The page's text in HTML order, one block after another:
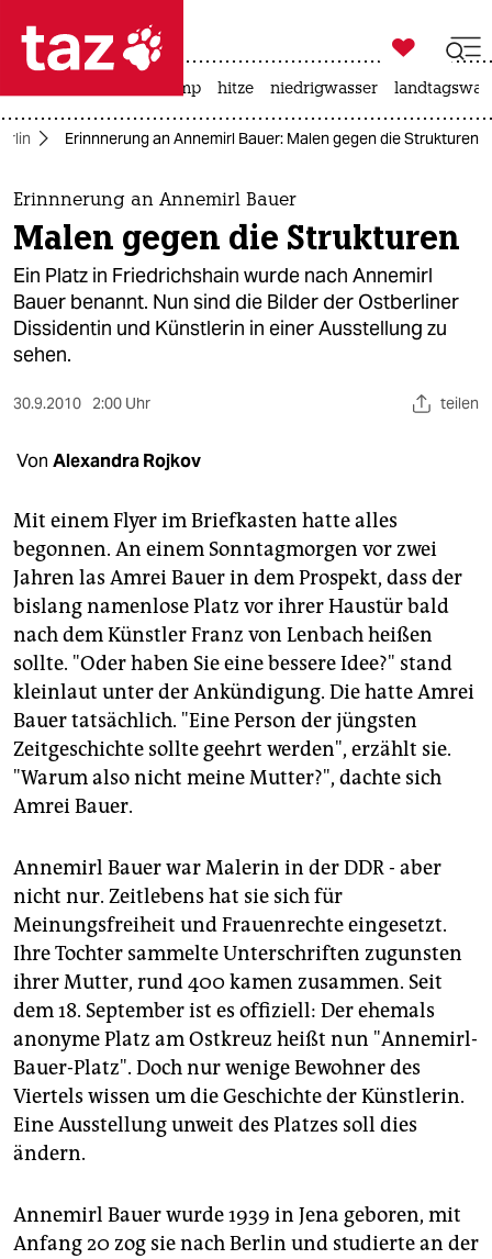
 taz zahl ich
taz zahl ich
themen
politik
öko
gesellschaft
kultur
sport
nord
wahrheit
verlag
verlag
veranstaltungen
shop
fragen & hilfe
unterstützen
abo
genossenschaft
epaper login

taz zahl ich
usa unter trump hitze niedrigwasser
Erinnnerung an Annemirl Bauer: Malen gegen die Strukturen
Erinnnerung an Annemirl Bauer
Malen gegen die Strukturen
Ein Platz in Friedrichshain wurde nach Annemirl
Bauer benannt. Nun sind die Bilder der Ostberliner
Dissidentin und Künstlerin in einer Ausstellung zu
sehen.
30.9.2010 2:00 Uhr teilen
Von Alexandra Rojkov
Mit einem Flyer im Briefkasten hatte alles
begonnen. An einem Sonntagmorgen vor zwei
Jahren las Amrei Bauer in dem Prospekt, dass der
bislang namenlose Platz vor ihrer Haustür bald
nach dem Künstler Franz von Lenbach heißen
sollte. "Oder haben Sie eine bessere Idee?" stand
kleinlaut unter der Ankündigung. Die hatte Amrei
Bauer tatsächlich. "Eine Person der jüngsten
Zeitgeschichte sollte geehrt werden", erzählt sie.
"Warum also nicht meine Mutter?", dachte sich
Amrei Bauer.
Annemirl Bauer war Malerin in der DDR - aber
nicht nur. Zeitlebens hat sie sich für
Meinungsfreiheit und Frauenrechte eingesetzt.
Ihre Tochter sammelte Unterschriften zugunsten
ihrer Mutter, rund 400 kamen zusammen. Seit
dem 18. September ist es offiziell: Der ehemals
anonyme Platz am Ostkreuz heißt nun "Annemirl-
Bauer-Platz". Doch nur wenige Bewohner des
Viertels wissen um die Geschichte der Künstlerin.
Eine Ausstellung unweit des Platzes soll dies
ändern.
Annemirl Bauer wurde 1939 in Jena geboren, mit
Anfang 20 zog sie nach Berlin und studierte an der